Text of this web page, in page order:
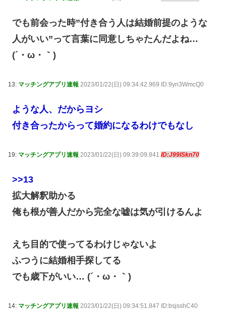
でも前会った時”付き合う人は結婚前提のような
人がいい”って言葉に同意しちゃたんだよね…
(´・ω・｀)
13: マッチングアプリ速報 2023/01/22(日) 09:34:42.969 ID:9yn3WmcQ0
ような人、だからヨシ
付き合ったからって婚約になるわけでもなし
19: マッチングアプリ速報 2023/01/22(日) 09:39:09.841 ID:J99ISkn70
>>13
拡大解釈助かる
俺も根が善人だから完全な嘘は気が引けるんよ
えち目的で使ってるわけじゃないよ
ふつうに結婚相手探してる
でも歳下がいい… (´・ω・｀)
14: マッチングアプリ速報 2023/01/22(日) 09:34:51.847 ID:bsjsshC40